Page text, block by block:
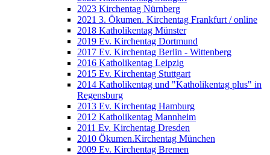
2023 Kirchentag Nürnberg
2021 3. Ökumen. Kirchentag Frankfurt / online
2018 Katholikentag Münster
2019 Ev. Kirchentag Dortmund
2017 Ev. Kirchentag Berlin - Wittenberg
2016 Katholikentag Leipzig
2015 Ev. Kirchentag Stuttgart
2014 Katholikentag und "Katholikentag plus" in
Regensburg
2013 Ev. Kirchentag Hamburg
2012 Katholikentag Mannheim
2011 Ev. Kirchentag Dresden
2010 Ökumen.Kirchentag München
2009 Ev. Kirchentag Bremen